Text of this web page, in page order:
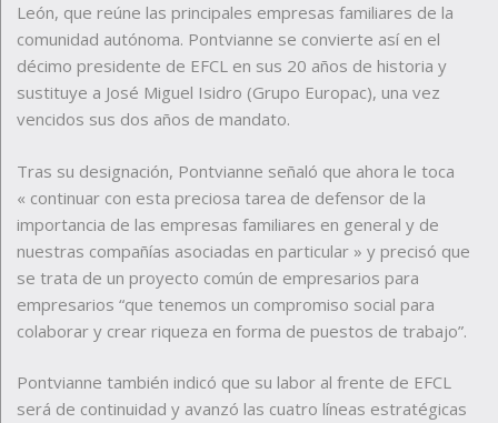
León, que reúne las principales empresas familiares de la
comunidad autónoma. Pontvianne se convierte así en el
décimo presidente de EFCL en sus 20 años de historia y
sustituye a José Miguel Isidro (Grupo Europac), una vez
vencidos sus dos años de mandato.
Tras su designación, Pontvianne señaló que ahora le toca
« continuar con esta preciosa tarea de defensor de la
importancia de las empresas familiares en general y de
nuestras compañías asociadas en particular » y precisó que
se trata de un proyecto común de empresarios para
empresarios “que tenemos un compromiso social para
colaborar y crear riqueza en forma de puestos de trabajo”.
Pontvianne también indicó que su labor al frente de EFCL
será de continuidad y avanzó las cuatro líneas estratégicas